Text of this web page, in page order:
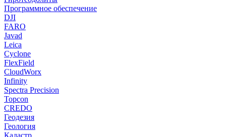
Программное обеспечение
DJI
FARO
Javad
Leica
Cyclone
FlexField
CloudWorx
Infinity
Spectra Precision
Topcon
CREDO
Геодезия
Геология